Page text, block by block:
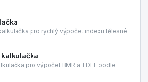
pro rychlý výpočet indexu tělesné
pro výpočet BMR a TDEE podle